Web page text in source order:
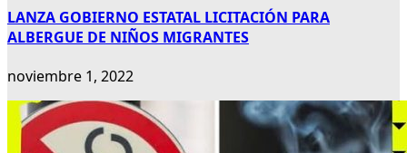
LANZA GOBIERNO ESTATAL LICITACIÓN PARA
ALBERGUE DE NIÑOS MIGRANTES
noviembre 1, 2022